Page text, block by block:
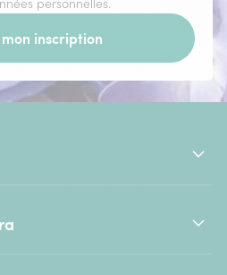
personnelles.
inscription